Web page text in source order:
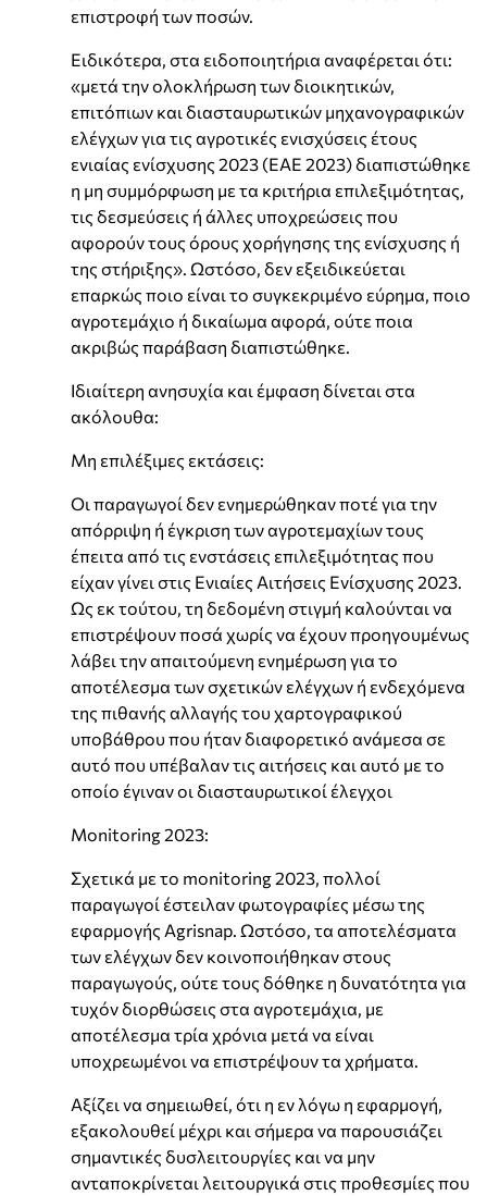
επιστροφή των ποσών.
Ειδικότερα, στα ειδοποιητήρια αναφέρεται ότι:
«μετά την ολοκλήρωση των διοικητικών,
επιτόπιων και διασταυρωτικών μηχανογραφικών
ελέγχων για τις αγροτικές ενισχύσεις έτους
ενιαίας ενίσχυσης 2023 (ΕΑΕ 2023) διαπιστώθηκε
η μη συμμόρφωση με τα κριτήρια επιλεξιμότητας,
τις δεσμεύσεις ή άλλες υποχρεώσεις που
αφορούν τους όρους χορήγησης της ενίσχυσης ή
της στήριξης». Ωστόσο, δεν εξειδικεύεται
επαρκώς ποιο είναι το συγκεκριμένο εύρημα, ποιο
αγροτεμάχιο ή δικαίωμα αφορά, ούτε ποια
ακριβώς παράβαση διαπιστώθηκε.
Ιδιαίτερη ανησυχία και έμφαση δίνεται στα
ακόλουθα:
Μη επιλέξιμες εκτάσεις:
Οι παραγωγοί δεν ενημερώθηκαν ποτέ για την
απόρριψη ή έγκριση των αγροτεμαχίων τους
έπειτα από τις ενστάσεις επιλεξιμότητας που
είχαν γίνει στις Ενιαίες Αιτήσεις Ενίσχυσης 2023.
Ως εκ τούτου, τη δεδομένη στιγμή καλούνται να
επιστρέψουν ποσά χωρίς να έχουν προηγουμένως
λάβει την απαιτούμενη ενημέρωση για το
αποτέλεσμα των σχετικών ελέγχων ή ενδεχόμενα
της πιθανής αλλαγής του χαρτογραφικού
υποβάθρου που ήταν διαφορετικό ανάμεσα σε
αυτό που υπέβαλαν τις αιτήσεις και αυτό με το
οποίο έγιναν οι διασταυρωτικοί έλεγχοι
Monitoring 2023:
Σχετικά με το monitoring 2023, πολλοί
παραγωγοί έστειλαν φωτογραφίες μέσω της
εφαρμογής Agrisnap. Ωστόσο, τα αποτελέσματα
των ελέγχων δεν κοινοποιήθηκαν στους
παραγωγούς, ούτε τους δόθηκε η δυνατότητα για
τυχόν διορθώσεις στα αγροτεμάχια, με
αποτέλεσμα τρία χρόνια μετά να είναι
υποχρεωμένοι να επιστρέψουν τα χρήματα.
Αξίζει να σημειωθεί, ότι η εν λόγω η εφαρμογή,
εξακολουθεί μέχρι και σήμερα να παρουσιάζει
σημαντικές δυσλειτουργίες και να μην
ανταποκρίνεται λειτουργικά στις προθεσμίες που